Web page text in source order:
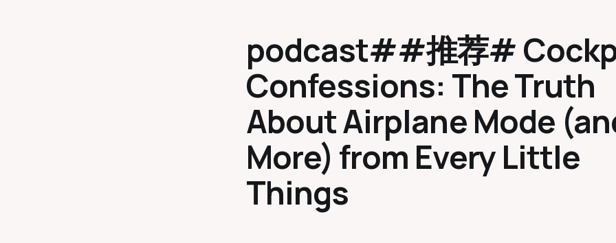
podcast##推荐#
Confessions: The Truth
About Airplane Mode
More) from Every Little
Things